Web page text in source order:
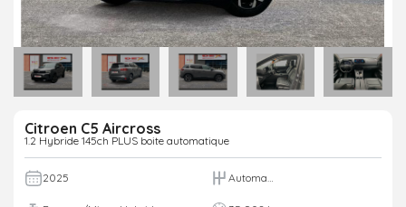
Citroen C5 Aircross
1.2 Hybride 145ch PLUS boite automatique
2025 Automatique